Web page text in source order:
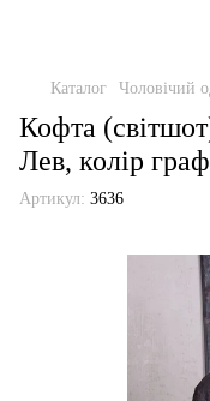
Каталог Чоловічий
Кофта
Лев, колір
Артикул: 3636